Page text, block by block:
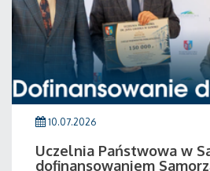
10.07.2026
Uczelnia Państwowa w
dofinansowaniem